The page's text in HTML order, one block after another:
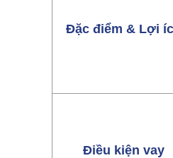
Đặc điểm & Lợi
Điều kiện vay